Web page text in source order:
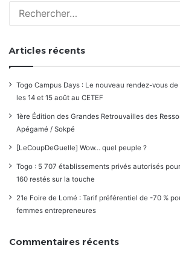
Articles récents
Togo Campus Days : Le nouveau rendez-vous
les 14 et 15 août au CETEF
1ère Édition des Grandes Retrouvailles des
Apégamé / Sokpé
[LeCoupDeGuelle] Wow… quel peuple ?
Togo : 5 707 établissements privés autorisés
160 restés sur la touche
21e Foire de Lomé : Tarif préférentiel de -70 %
femmes entrepreneures
Commentaires récents